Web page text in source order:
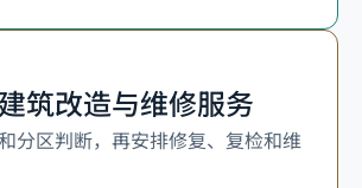
筑改造与维修服务
分区判断，再安排修复、复检和维